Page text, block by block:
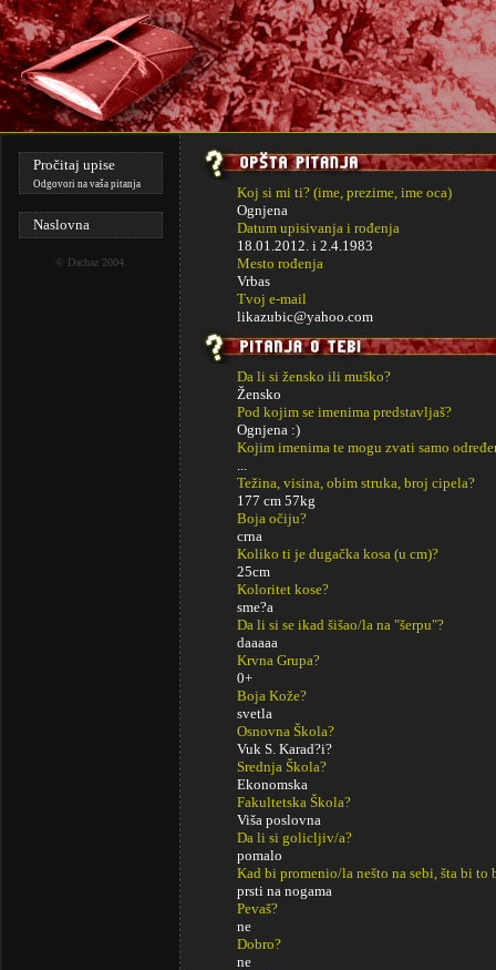
Pročitaj upise
Odgovori na vaša pitanja
Naslovna
© Dachaz2004.
Koj si mi ti? (ime, prezime, ime oca)
Ognjena
Datum upisivanja i rođenja
18.01.2012. i 2.4.1983
Mesto rođenja
Vrbas
Tvoj e-mail
likazubic@yahoo.com
Da li si žensko ili muško?
Žensko
Pod kojim se imenima predstavljaš?
Ognjena :)
Kojim imenima te mogu zvati samo
...
Težina, visina, obim struka, broj cipela?
177 cm 57kg
Boja očiju?
crna
Koliko ti je dugačka kosa (u cm)?
25cm
Koloritet kose?
sme?a
Da li si se ikad šišao/la na "šerpu"?
daaaaa
Krvna Grupa?
0+
Boja Kože?
svetla
Osnovna Škola?
Vuk S. Karad?i?
Srednja Škola?
Ekonomska
Fakultetska Škola?
Viša poslovna
Da li si golicljiv/a?
pomalo
Kad bi promenio/la nešto na sebi, šta bi to
prsti na nogama
Pevaš?
ne
Dobro?
ne